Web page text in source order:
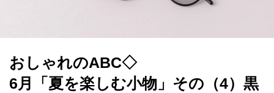
おしゃれのABC◇
6月「夏を楽しむ小物」その（4）黒